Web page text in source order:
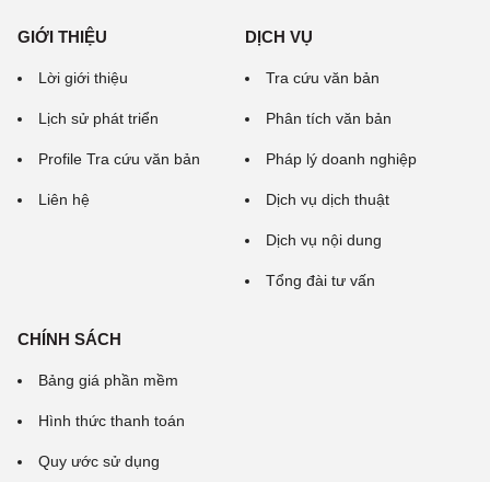
GIỚI THIỆU
Lời giới thiệu
Lịch sử phát triển
Profile Tra cứu văn bản
Liên hệ
DỊCH VỤ
Tra cứu văn bản
Phân tích văn bản
Pháp lý doanh nghiệp
Dịch vụ dịch thuật
Dịch vụ nội dung
Tổng đài tư vấn
CHÍNH SÁCH
Bảng giá phần mềm
Hình thức thanh toán
Quy ước sử dụng